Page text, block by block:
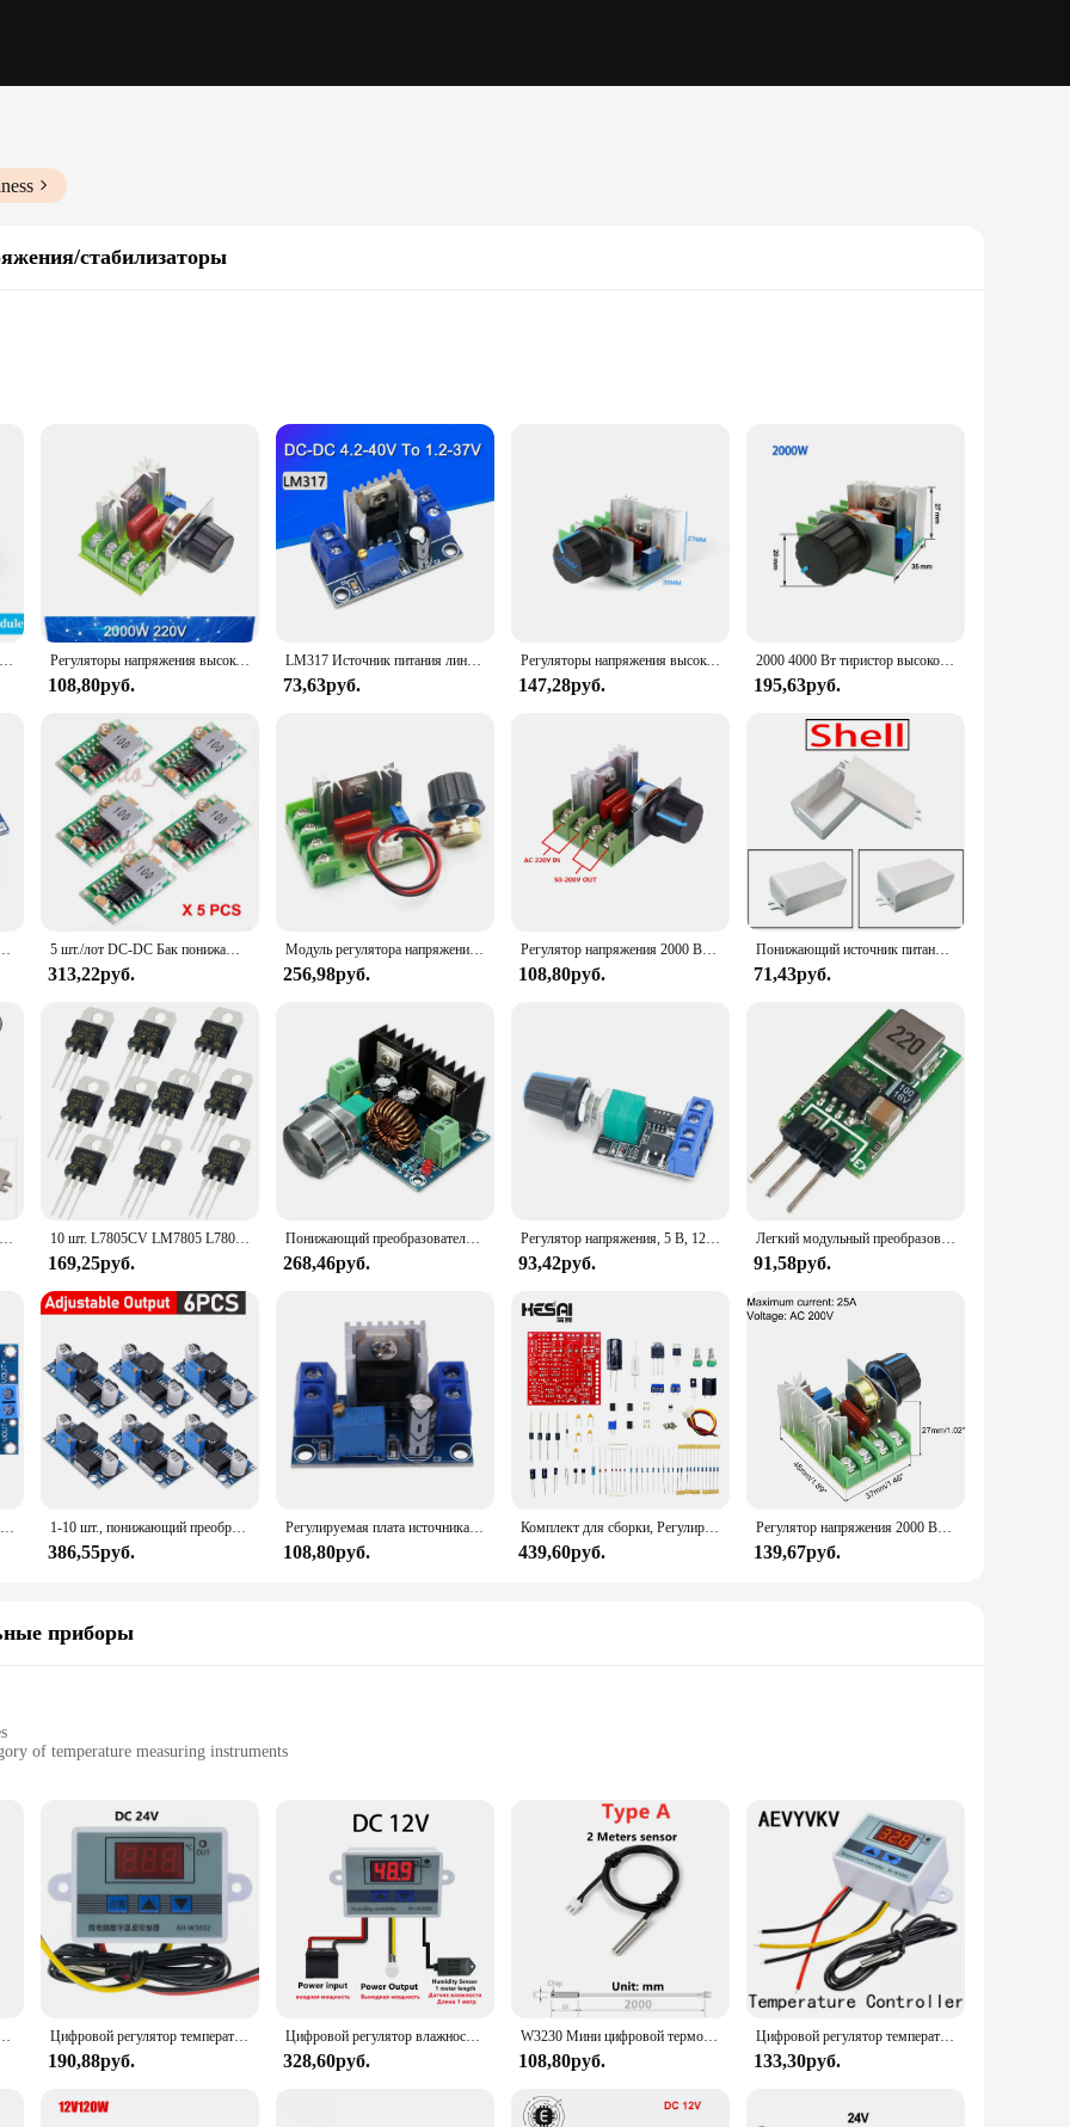
стабилизаторы
to ensure a stable voltage output, safeguarding your electronic devices from power fluctuations. Its robust construction with high-quality
you're powering a laptop, a smartphone, or a delicate medical device, this регулятор is engineered to deliver a steady flow of
Its sleek and compact design makes it an ideal choice for both home and office use. Its lightweight nature allows for easy
travel with sensitive electronic equipment. The регулятор is an indispensable tool for professionals and hobbyists alike, offering
compatible with a wide range of devices, from household appliances to specialized equipment. Its ease of use and seamless integration
suppliers, and sets for sale. Whether you're looking to safeguard your personal devices or maintain a stable power supply for commercial
needs.
Регулятор напряжения, диммирующий потенциометр, контроллер скорости двигателя, термостат, электронный модуль регулятора напряжения Javino, переменный ток 220 В, 2000 Вт, КТУ Регуляторы напряжения высокой мощности, 2000 Вт, 4000 Вт, 220 В, тиристорный контроллер скорости, электронный регулятор напряжения, регулятор, термостат
108,80руб.
LM317 Источник питания линейного регулятора с регулируемым напряжением LM317 DC-DC 4,2-40 В до 1,2-37 В понижающий преобразователь, модуль платы
73,63руб.
Регуляторы напряжения высокой мощности, 220 В переменного тока, 2000 Вт, 4000 Вт, 5000 Вт, диммер, тиристорный контроллер скорости, источник питания, электронный регулятор, термостат
147,28руб.
2000 4000 Вт тиристор высокой мощности электронный регулятор напряжения переменного тока 220 В регулирование температуры скорости затемнения с страховочным корпусом
195,63руб.
3-40 в, плата модуля источника питания, понижающий преобразователь 3 А, LM2596s, LM2596 5 шт./лот DC-DC Бак понижающий стабилизатор напряжения мини модуль 3,3 V 5V 6V 9V 12V 3A
313,22руб.
Модуль регулятора напряжения SCR, переменный ток 110 В, 220 В, 2000 Вт, диммер, контроллер скорости двигателя, электронный термостат
256,98руб.
Регулятор напряжения 2000 Вт переменного тока 220 В, регулятор скорости двигателя, бесщеточный электронный тиристор, регулятор температуры
108,80руб.
Понижающий источник питания LM2596s DC-DC, 3 А, Регулируемый понижающий модуль, регулятор напряжения 24 В, 12 В, 5 В, 3 в
71,43руб.
Регулируемый понижающий модуль питания LM2596s, Регулируемый понижающий модуль питания 3 А, регулятор напряжения 24 В, 12 В, 5 В, 3 в 10 шт. L7805CV LM7805 L7805 7805 регулятор напряжения IC 5 в 220 А до-
169,25руб.
Понижающий преобразователь, понижающее устройство, профессиональный Регулируемый регулятор высокого напряжения, модуль защиты от короткого замыкания, полупроводник
268,46руб.
Регулятор напряжения, 5 В, 12 В, 10 А
93,42руб.
Легкий модульный преобразователь, трехконтактный блок регулятора напряжения 5 В 1 А для LM7805 LM7805, частота ввода 5,5 ~ 32 В
91,58руб.
LM2596 Электронный стабилизатор напряжения Вход 25 В-40 В Выход 1,25 В-37 В Регулятор переменного напряжения Высокоэффективный модуль питания 1-10 шт., понижающий преобразователь постоянного тока LM2596, регулятор напряжения, 3 А, Регулируемый понижающий модуль питания 24 В, 12 В, 5 В, 3 в для Arduino
386,55руб.
Регулируемая плата источника питания LM317 DC-DC 1.5A 1,2-37V, преобразователь постоянного тока, понижающий модуль, регулируемый линейный регулятор напряжения
108,80руб.
Комплект для сборки, Регулируемый источник питания постоянного тока 0-30 в, 2 мА-3 А, плавная регулировка токоограничения
439,60руб.
Регулятор напряжения 2000 Вт переменного тока 50 - 220 В диммер тиристорный стабилизатор мощности контроллер скорости двигателя Регуляторы для улучшения дома 2000 Вт
139,67руб.
приборы
of temperature measuring instruments
and residential applications
easy to handle and install
alike, offering unparalleled precision in temperature control. Crafted from durable stainless steel, this instrument is designed to
its accuracy. The sleek, ergonomic design ensures ease of use, making it an indispensable asset for a wide range of applications.
a laboratory, or a home, this Термоизмерительные приборы set is your go-to solution. The lightweight and compact design make it
ensures that anyone can operate it with ease. The sets are available for wholesale and bulk purchases, making it an excellent choice for
for your temperature control needs. Its versatility extends to a variety of settings, from industrial processes to home appliances. Its
desired temperature with confidence. Whether you're looking to regulate the temperature of a heating system, a refrigeration unit, or a
to meet your needs.
светодиодный Температура контроллер 10A Термостат Регулятор XH-3002 Цифровой регулятор температуры W3002, 12 В, 24 В, 110-220 В, фоторегулятор, переключатель контроля температуры горячей и холодной
190,88руб.
Цифровой регулятор влажности, реле влажности 12 в 24 В 220 В, гигрометр, переключатель контроля влажности, регулятор + датчик влажности
328,60руб.
W3230 Мини цифровой терморегулятор 12 В 24 В 220 В Термостат Регулятор нагревательный контроль охлаждения Терморегулятор с датчиком
108,80руб.
Цифровой регулятор температуры, термостат-водонагреватель 110 В 220 В 12 В 24 В для аквариума, инкубатора
133,30руб.